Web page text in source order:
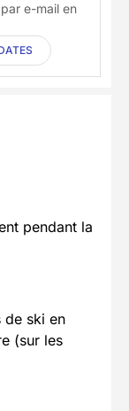
e-mail en
pendant la
de ski en
(sur les